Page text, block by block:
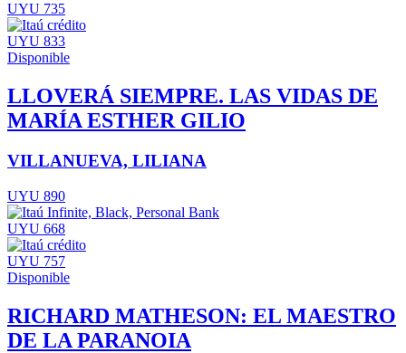
UYU 735
UYU 833
Disponible
LLOVERÁ SIEMPRE. LAS VIDAS DE
MARÍA ESTHER GILIO
VILLANUEVA, LILIANA
UYU 890
UYU 668
UYU 757
Disponible
RICHARD MATHESON: EL MAESTRO
DE LA PARANOIA